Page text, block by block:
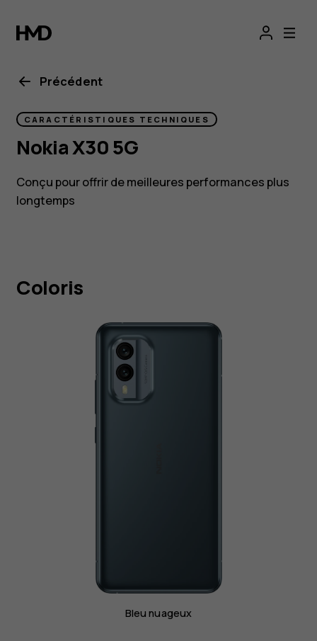
Smartphone
Nokia X30 5G
durable
avec
appareil
photo
Précédent
CARACTÉRISTIQUES TECHNIQUES
Nokia X30 5G
Conçu pour offrir de meilleures performances plus
longtemps
Coloris
Bleu nuageux